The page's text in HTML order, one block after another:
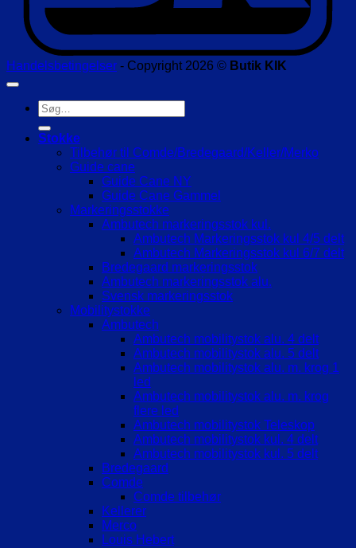
Handelsbetingelser - Copyright 2026 © Butik KIK
Søg
efter:
Stokke
Tilbehør til Comde/Bredegaard/Keller/Merko
Guide cane
Guide Cane NY
Guide Cane Gammel
Markeringsstokke
Ambutech markeringsstok kul.
Ambutech Markeringsstok kul 4/5 delt
Ambutech Markeringsstok kul 6/7 delt
Bredegaard markeringsstok
Ambutech markeringsstok alu.
Svensk markeringsstok
Mobilitystokke
Ambutech
Ambutech mobilitystok alu. 4 delt
Ambutech mobilitystok alu. 5 delt
Ambutech mobilitystok alu. m. krog 1
led
Ambutech mobilitystok alu. m. krog
flere led
Ambutech mobilitystok Teleskop
Ambutech mobilitystok kul. 4 delt
Ambutech mobilitystok kul. 5 delt
Bredegaard
Comde
Comde tilbehør
Kellerer
Merco
Louis Hebert